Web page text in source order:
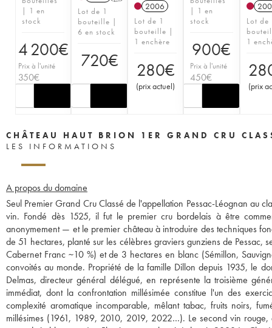
| 1 en
stock
4 200€
Prix à l'unité
350€
Lot de 1
bouteille |
6 en stock
720€
2006
Lot de 1
bouteille |
1 enchère
280€
(prix actuel)
| 1 en
stock
900€
Prix à l'unité
450€
Lot de
1
(prix
CHÂTEAU HAUT BRION 1ER GRAND CRU
LES INFORMATIONS
A propos du domaine
Seul Premier Grand Cru Classé de l'appellation Pessac-Léognan au
vin. Fondé dès 1525, il fut le premier cru bordelais à être
anonymement — et le premier château à introduire des techniques
de 51 hectares, planté sur les célèbres graviers gunziens de
Cabernet Franc ~10 %) et de 3 hectares en blanc (Sémillon,
convoités au monde. Propriété de la famille Dillon depuis 1935, le
Delmas, directeur général délégué, en représente la troisième
immédiat, dont la confrontation millésimée constitue l'un des
complexité aromatique incomparable, mêlant tabac, fruits noirs,
millésimes (1961, 1989, 2010, 2019, 2022…). Le second vin